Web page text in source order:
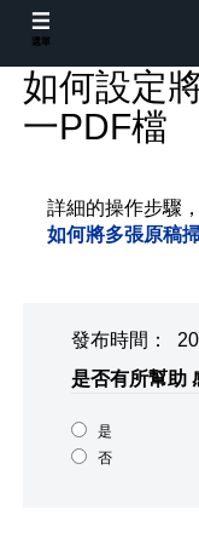
如何設定
一PDF檔
詳細的操作步驟
如何將多張原稿
發布時間：
是否有所幫助
是
否